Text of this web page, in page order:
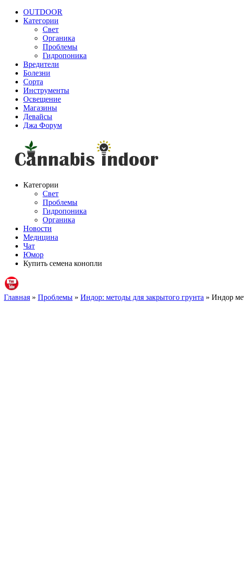
OUTDOOR
Категории
Свет
Органика
Проблемы
Гидропоника
Вредители
Болезни
Сорта
Инструменты
Освещение
Магазины
Девайсы
Джа Форум
Категории
Свет
Проблемы
Гидропоника
Органика
Новости
Медицина
Чат
Юмор
Купить семена конопли
Главная » Проблемы » Индор: методы для закрытого грунта » Индор